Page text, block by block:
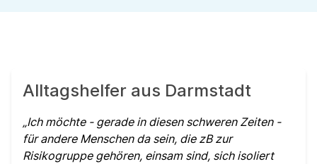
Alltagshelfer aus Darmstadt
Ich möchte - gerade in diesen schweren Zeiten -
für andere Menschen da sein, die zB zur
Risikogruppe gehören, einsam sind, sich isoliert